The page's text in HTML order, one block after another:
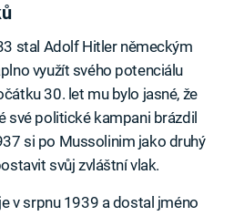
stal Adolf Hitler německým
využít svého potenciálu
30. let mu bylo jasné, že
své politické kampani brázdil
si po Mussolinim jako druhý
svůj zvláštní vlak.
v srpnu 1939 a dostal jméno